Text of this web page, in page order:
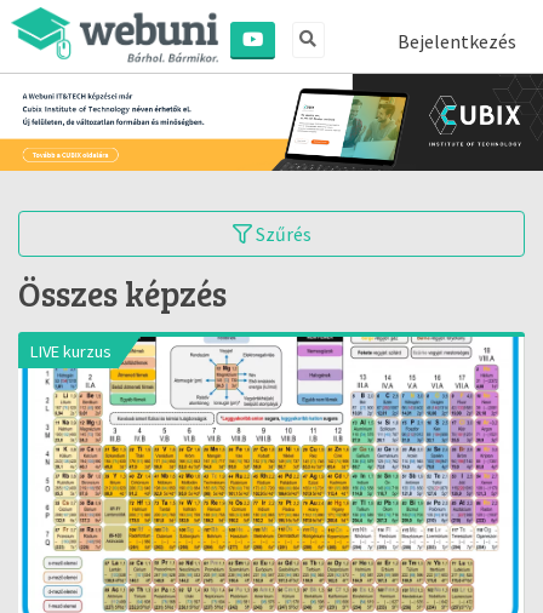
Bejelentkezés
Szűrés
Összes képzés
LIVE kurzus